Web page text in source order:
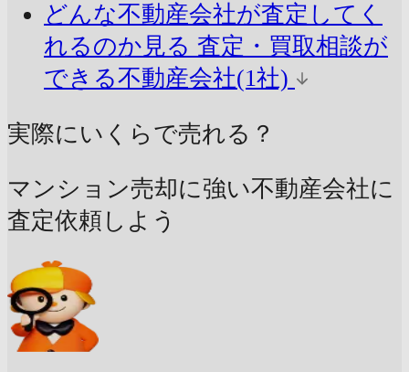
どんな不動産会社が査定してく
れるのか見る 査定・買取相談が
できる不動産会社(1社)
実際にいくらで売れる？
マンション売却に強い不動産会社に
査定依頼しよう